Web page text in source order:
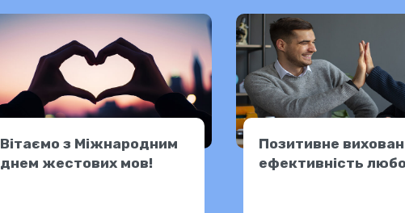
Вітаємо з Міжнародним
днем жестових мов!
Позитивне
ефективність